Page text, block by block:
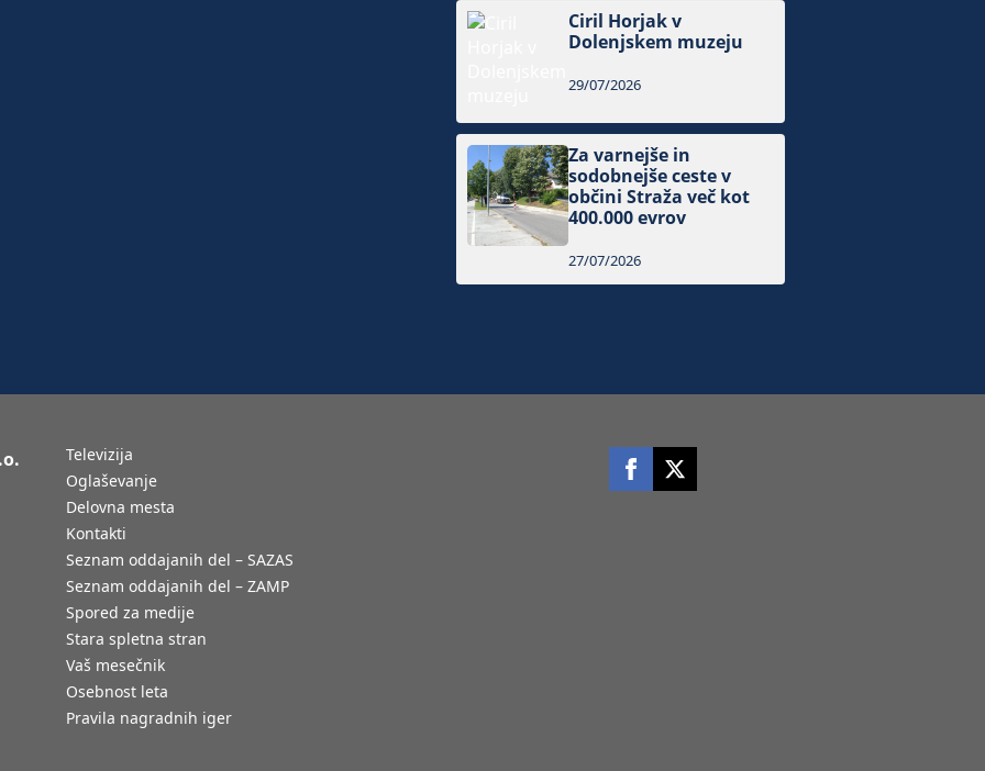
Ciril Horjak v
Dolenjskem muzeju
29/07/2026
Za varnejše in
sodobnejše ceste v
občini Straža več kot
400.000 evrov
27/07/2026
Televizija
Oglaševanje
Delovna mesta
Kontakti
Seznam oddajanih del – SAZAS
Seznam oddajanih del – ZAMP
Spored za medije
Stara spletna stran
Vaš mesečnik
Osebnost leta
Pravila nagradnih iger